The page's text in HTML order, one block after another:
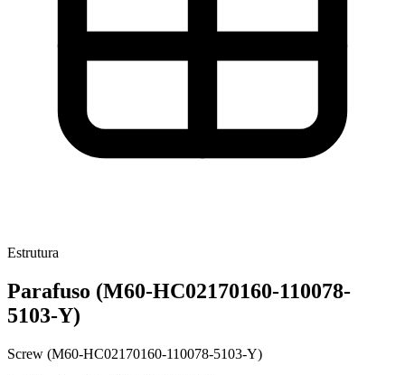
Estrutura
Parafuso (M60-HC02170160-110078-
5103-Y)
Screw (M60-HC02170160-110078-5103-Y)